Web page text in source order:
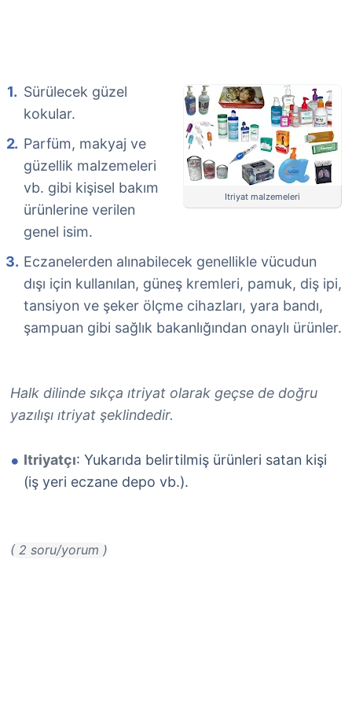
Itriyat malzemeleri
Sürülecek güzel
kokular.
Parfüm, makyaj ve
güzellik malzemeleri
vb. gibi kişisel bakım
ürünlerine verilen
genel isim.
Eczanelerden alınabilecek genellikle vücudun
dışı için kullanılan, güneş kremleri, pamuk, diş ipi,
tansiyon ve şeker ölçme cihazları, yara bandı,
şampuan gibi sağlık bakanlığından onaylı ürünler.
Halk dilinde sıkça ıtriyat olarak geçse de doğru
yazılışı ıtriyat şeklindedir.
Itriyatçı: Yukarıda belirtilmiş ürünleri satan kişi
(iş yeri eczane depo vb.).
( 2 soru/yorum )